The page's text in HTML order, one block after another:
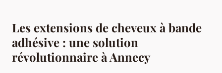
Les extensions de cheveux à bande
adhésive : une solution
révolutionnaire à Annecy